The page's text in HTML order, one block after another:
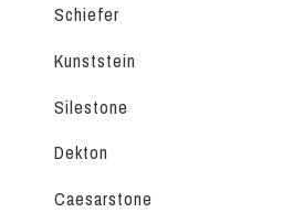
Schiefer
Kunststein
Silestone
Dekton
Caesarstone